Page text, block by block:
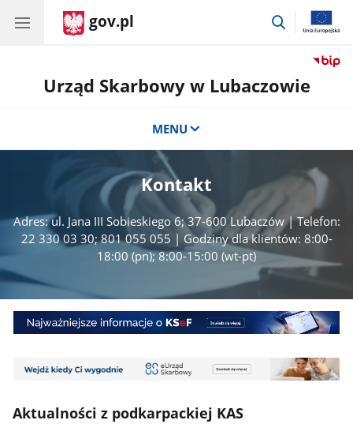
gov.pl
przejdź
Urząd Skarbowy w Lubaczowie
MENU
Kontakt
Adres: ul. Jana III Sobieskiego 6; 37-600 Lubaczów | Telefon:
22 330 03 30; 801 055 055 | Godziny dla klientów: 8:00-
18:00 (pn); 8:00-15:00 (wt-pt)
Środy
z
Mini
e-
Aktualności z podkarpackiej KAS